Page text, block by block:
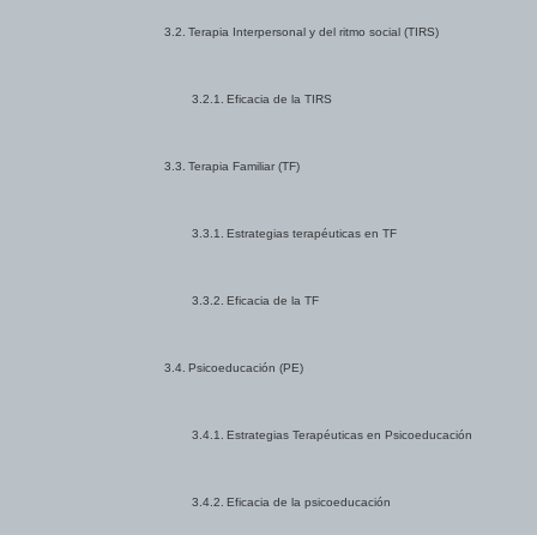
3.2. Terapia Interpersonal y del ritmo social (TIRS)
3.2.1. Eficacia de la TIRS
3.3. Terapia Familiar (TF)
3.3.1. Estrategias terapéuticas en TF
3.3.2. Eficacia de la TF
3.4. Psicoeducación (PE)
3.4.1. Estrategias Terapéuticas en Psicoeducación
3.4.2. Eficacia de la psicoeducación